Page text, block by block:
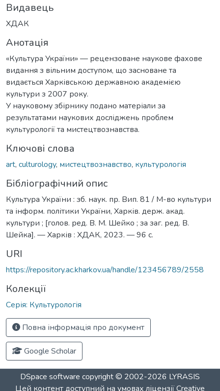
Видавець
ХДАК
Анотація
«Культура України» — рецензоване наукове фахове
видання з вільним доступом, що засноване та
видається Харківською державною академією
культури з 2007 року.
У науковому збірнику подано матеріали за
результатами наукових досліджень проблем
культурології та мистецтвознавства.
Ключові слова
art, culturology, мистецтвознавство, культурологія
Бібліографічний опис
Культура України : зб. наук. пр. Вип. 81 / М-во культури
та інформ. політики України, Харків. держ. акад.
культури ; [голов. ред. В. М. Шейко ; за заг. ред. В.
Шейка]. — Харків : ХДАК, 2023. — 96 с.
URI
https://repository.ac.kharkov.ua/handle/123456789/2558
Колекції
Серія: Культурологія
Повна інформація про документ
Google Scholar
DSpace software copyright © 2002-2026 LYRASIS
Цей контент доступний на умовах ліцензіїCreative